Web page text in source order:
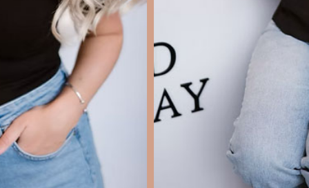
KORTOM: IK BEN GEK OP MIJN VAK, GEK OP MENSEN EN ALTIJD IN
ZIE IK JOU BINNENKORT IN DE SALON?
LIEFS, KIM